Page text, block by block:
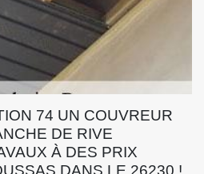
74 UN COUVREUR
DE RIVE
À DES PRIX
DANS LE 26230 !